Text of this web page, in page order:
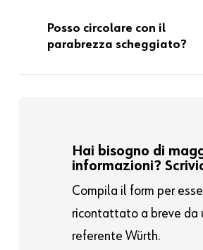
cratere o una stella con
attorno.
Posso circolare con il
parabrezza scheggiato?
Hai bisogno di
informazioni?
Compila il form per
ricontattato a breve da
referente Würth.